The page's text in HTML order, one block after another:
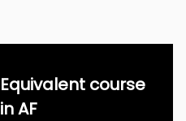
Equivalent course
in AF